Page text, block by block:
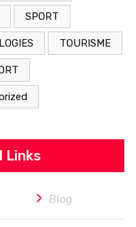
DIASPORA MIGRATIONS
où l’Europe a vu
SPORT
TOURISME
Links
Blog